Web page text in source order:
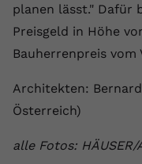
planen lässt." Dafür
Preisgeld in Höhe
Bauherrenpreis vom
Architekten:
Österreich)
alle Fotos: